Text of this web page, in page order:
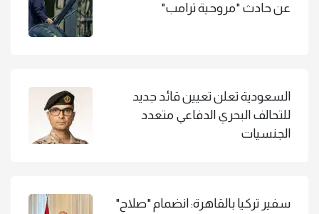
عن حادث "مروحية ترامب"
السعودية تعلن تعيين قائد جديد
للتحالف البحري الدفاعي متعدد
الجنسيات
سفير تركيا بالقاهرة: انضمام "صلاح"